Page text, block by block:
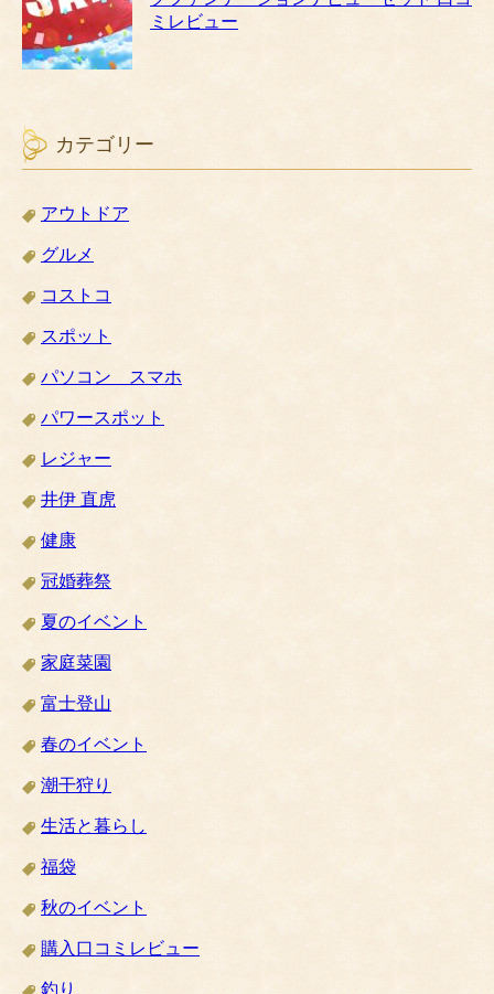
ミレビュー
カテゴリー
アウトドア
グルメ
コストコ
スポット
パソコン スマホ
パワースポット
レジャー
井伊 直虎
健康
冠婚葬祭
夏のイベント
家庭菜園
富士登山
春のイベント
潮干狩り
生活と暮らし
福袋
秋のイベント
購入口コミレビュー
釣り